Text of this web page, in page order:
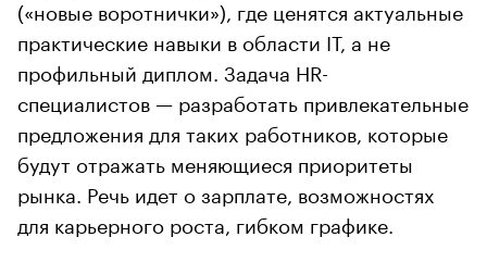
(«новые воротнички»), где ценятся актуальные
практические навыки в области IT, а не
профильный диплом. Задача HR-
специалистов — разработать привлекательные
предложения для таких работников, которые
будут отражать меняющиеся приоритеты
рынка. Речь идет о зарплате, возможностях
для карьерного роста, гибком графике.